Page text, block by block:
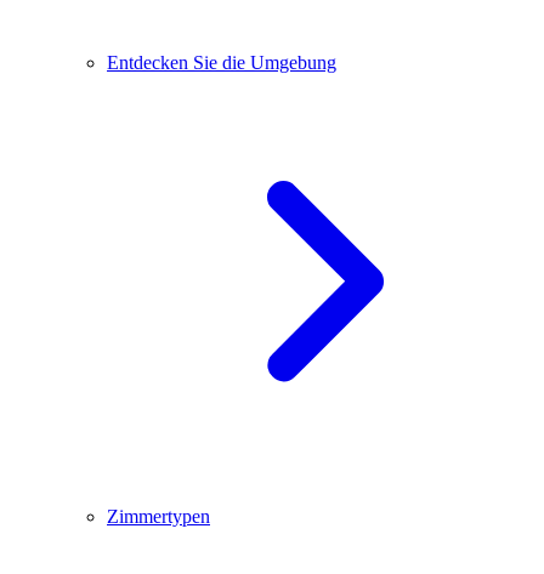
Entdecken Sie die Umgebung
Zimmertypen